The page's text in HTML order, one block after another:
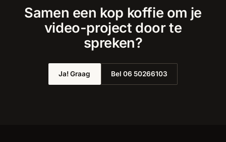
Samen een kop koffie om je
video-project door te
spreken?
Ja! Graag Bel 06 50266103